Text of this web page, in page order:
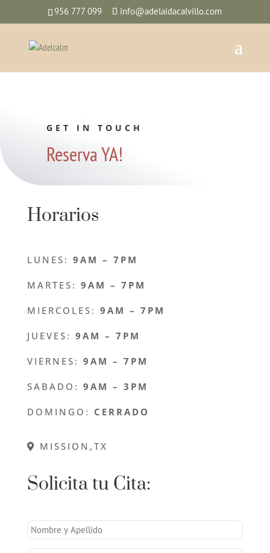
956 777 099 info@adelaidacalvillo.com
GET IN TOUCH
Reserva YA!
Horarios
LUNES: 9AM – 7PM
MARTES: 9AM – 7PM
MIERCOLES: 9AM – 7PM
JUEVES: 9AM – 7PM
VIERNES: 9AM – 7PM
SABADO: 9AM – 3PM
DOMINGO: CERRADO
MISSION,TX
Solicita tu Cita: